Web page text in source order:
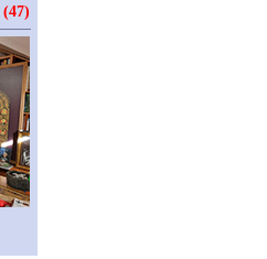
(47)